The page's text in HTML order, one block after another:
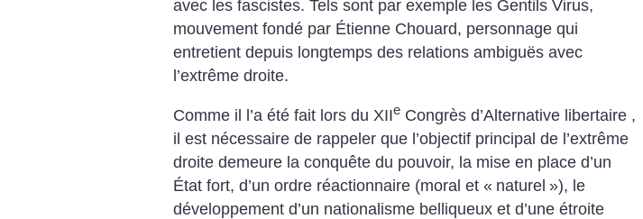
avec les fascistes. Tels sont par exemple les Gentils Virus,
mouvement fondé par Étienne Chouard, personnage qui
entretient depuis longtemps des relations ambiguës avec
l’extrême droite.
Comme il l’a été fait lors du XIIe Congrès d’Alternative libertaire ,
il est nécessaire de rappeler que l’objectif principal de l’extrême
droite demeure la conquête du pouvoir, la mise en place d’un
État fort, d’un ordre réactionnaire (moral et « naturel »), le
développement d’un nationalisme belliqueux et d’une étroite